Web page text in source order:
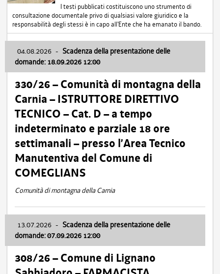
I testi pubblicati costituiscono uno strumento di
consultazione documentale privo di qualsiasi valore giuridico e la
responsabilità degli stessi è in capo all'Ente che ha emanato il bando.
04.08.2026 - Scadenza della presentazione delle
domande: 18.09.2026 12:00
330/26 – Comunità di montagna della
Carnia – ISTRUTTORE DIRETTIVO
TECNICO – Cat. D – a tempo
indeterminato e parziale 18 ore
settimanali – presso l’Area Tecnico
Manutentiva del Comune di
COMEGLIANS
Comunità di montagna della Carnia
13.07.2026 - Scadenza della presentazione delle
domande: 07.09.2026 12:00
308/26 – Comune di Lignano